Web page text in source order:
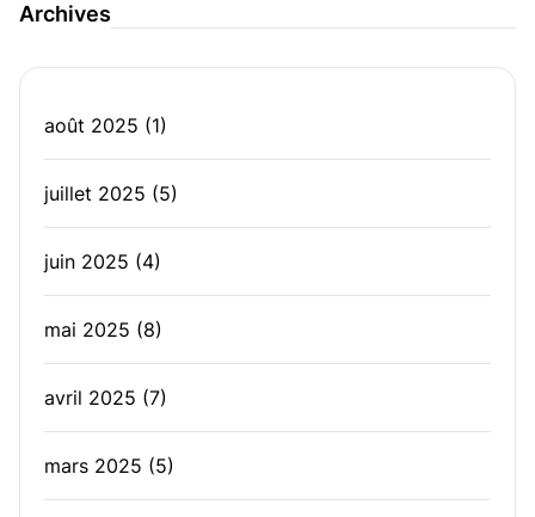
Archives
août 2025 (1)
juillet 2025 (5)
juin 2025 (4)
mai 2025 (8)
avril 2025 (7)
mars 2025 (5)